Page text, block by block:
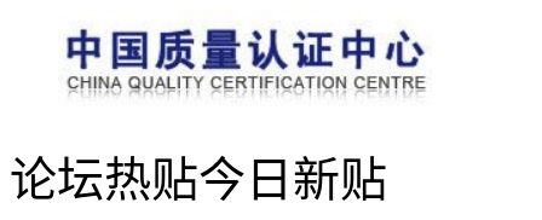
论坛热贴今日新贴